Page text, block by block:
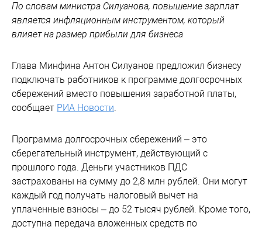
По словам министра Силуанова, повышение зарплат
является инфляционным инструментом, который
влияет на размер прибыли для бизнеса
Глава Минфина Антон Силуанов предложил бизнесу
подключать работников к программе долгосрочных
сбережений вместо повышения заработной платы,
сообщает РИА Новости.
Программа долгосрочных сбережений – это
сберегательный инструмент, действующий с
прошлого года. Деньги участников ПДС
застрахованы на сумму до 2,8 млн рублей. Они могут
каждый год получать налоговый вычет на
уплаченные взносы – до 52 тысяч рублей. Кроме того,
доступна передача вложенных средств по